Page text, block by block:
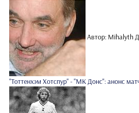
Автор: Mihalyth
"Тоттенхэм Хотспур" - "МК Донс": анонс